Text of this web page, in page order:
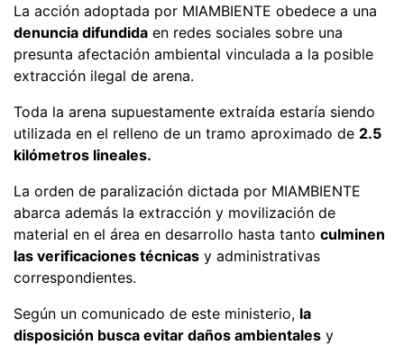
La acción adoptada por MIAMBIENTE obedece a una
denuncia difundida en redes sociales sobre una
presunta afectación ambiental vinculada a la posible
extracción ilegal de arena.
Toda la arena supuestamente extraída estaría siendo
utilizada en el relleno de un tramo aproximado de 2.5
kilómetros lineales.
La orden de paralización dictada por MIAMBIENTE
abarca además la extracción y movilización de
material en el área en desarrollo hasta tanto culminen
las verificaciones técnicas y administrativas
correspondientes.
Según un comunicado de este ministerio, la
disposición busca evitar daños ambientales y